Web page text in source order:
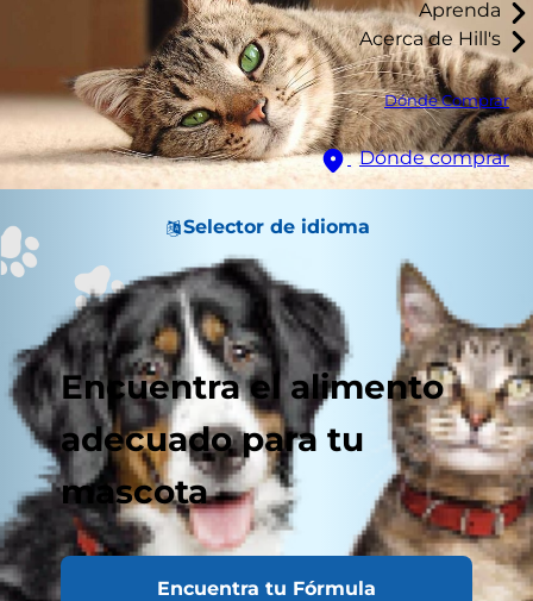
Aprenda
Acerca de Hill's
Dónde Comprar
Dónde comprar
Selector de idioma
Encuentra el alimento
adecuado para tu
mascota
Encuentra tu Fórmula